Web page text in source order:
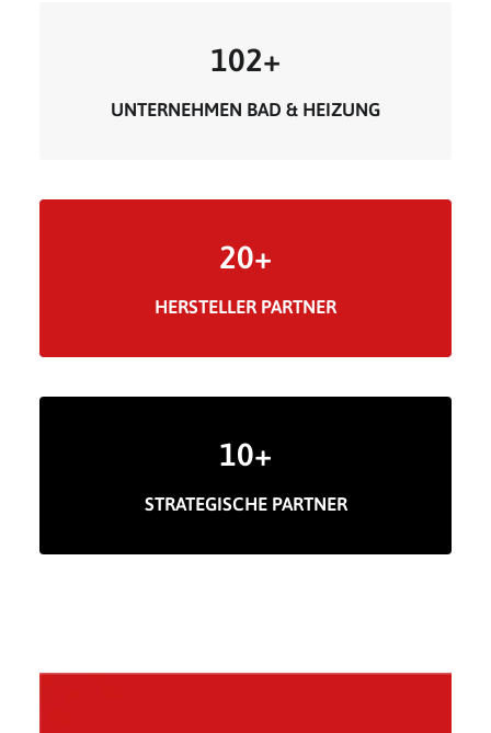
102+
UNTERNEHMEN BAD & HEIZUNG
20+
HERSTELLER PARTNER
10+
STRATEGISCHE PARTNER